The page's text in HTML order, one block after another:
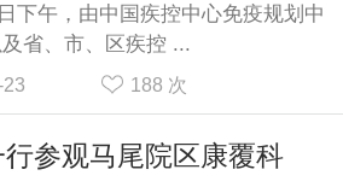
午，由中国疾控中心免疫规划中
省、市、区疾控 ...
188 次
参观马尾院区康覆科